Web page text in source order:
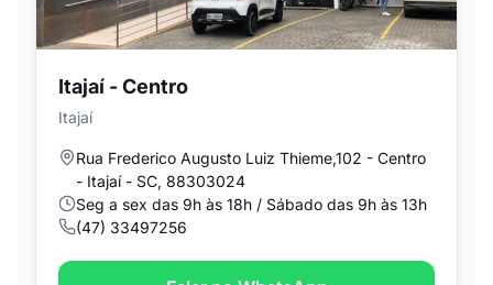
Itajaí - Centro
Itajaí
Rua Frederico Augusto Luiz Thieme,102 - Centro
- Itajaí - SC, 88303024
Seg a sex das 9h às 18h / Sábado das 9h às 13h
(47) 33497256